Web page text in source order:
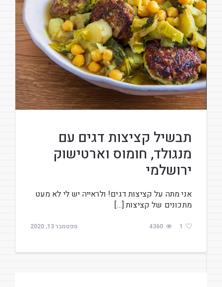
תבשיל קציצות דגים עם
מנגולד, חומוס וארטישוק
ירושלמי
אני מתה על קציצות דגים! ולראייה יש לי לא מעט
מתכונים של קציצות […]
ספטמבר 13, 2020 4360 1